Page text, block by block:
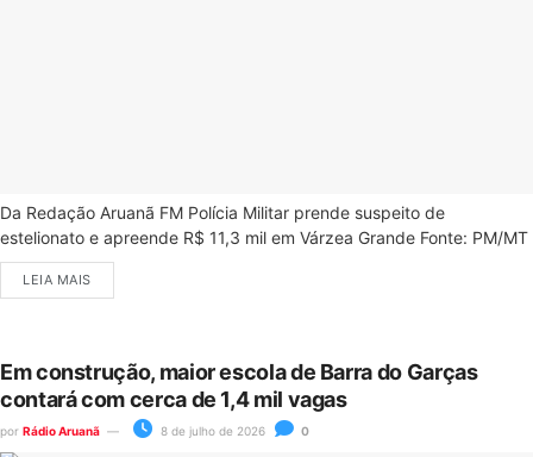
Da Redação Aruanã FM Polícia Militar prende suspeito de
estelionato e apreende R$ 11,3 mil em Várzea Grande Fonte: PM/MT
LEIA MAIS
Em construção, maior escola de Barra do Garças
contará com cerca de 1,4 mil vagas
por Rádio Aruanã 8 de julho de 2026 0